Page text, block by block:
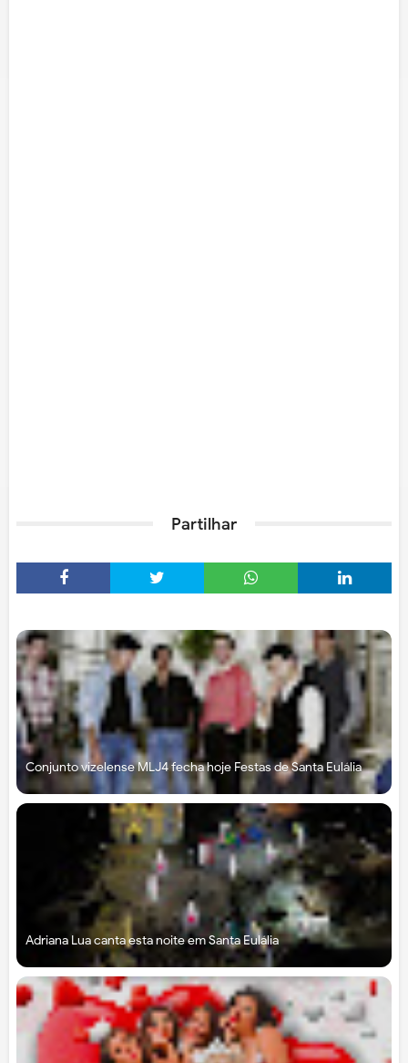
Partilhar
Conjunto vizelense MLJ4 fecha hoje Festas de Santa Eulália
Adriana Lua canta esta noite em Santa Eulália